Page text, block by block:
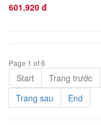
601.920 đ
Page 1 of 6
Start Trang trước
Trang sau
End